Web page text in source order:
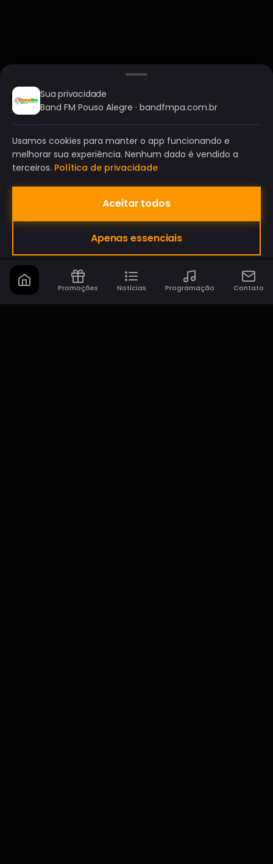
BAND FM POUSO ALEGRE
A SUA RÁDIO DO SEU JEITO!
Sua privacidade
Band FM Pouso Alegre · bandfmpa.com.br
Usamos cookies para manter o app funcionando e
melhorar sua experiência. Nenhum dado é vendido a
terceiros. Política de privacidade
Aceitar todos
Apenas essenciais
Promoções Notícias Programação Contato